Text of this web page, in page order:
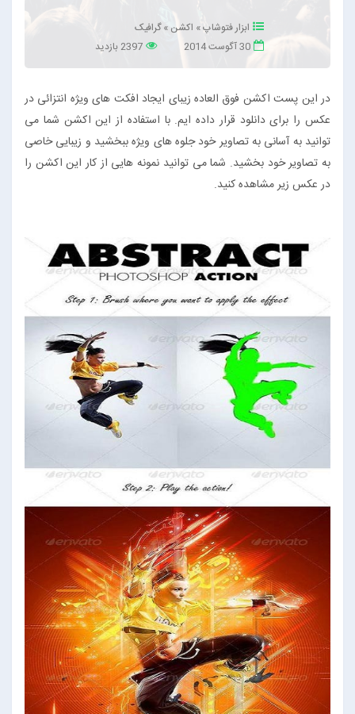
ابزار فتوشاپ» اکشن »گرافیک
30 آگوست 2014
2397 بازدید
در این پست اکشن فوق العاده زیبای ایجاد افکت های ویژه انتزائی در
عکس را برای دانلود قرار داده ایم. با استفاده از این اکشن شما می
توانید به آسانی به تصاویر خود جلوه های ویژه ببخشید و زیبایی خاصی
به تصاویر خود بخشید. شما می توانید نمونه هایی از کار این اکشن را
در عکس زیر مشاهده کنید.